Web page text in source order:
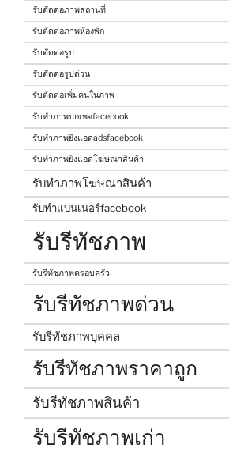
รับตัดต่อภาพสถานที่
รับตัดต่อภาพห้องพัก
รับตัดต่อรูป
รับตัดต่อรูปด่วน
รับตัดต่อเพิ่มคนในภาพ
รับทำภาพปกเพจfacebook
รับทำภาพยิงแอดadsfacebook
รับทำภาพยิงแอดโฆษณาสินค้า
รับทำภาพโฆษณาสินค้า
รับทำแบนเนอร์facebook
รับรีทัชภาพ
รับรีทัชภาพครอบครัว
รับรีทัชภาพด่วน
รับรีทัชภาพบุคคล
รับรีทัชภาพราคาถูก
รับรีทัชภาพสินค้า
รับรีทัชภาพเก่า